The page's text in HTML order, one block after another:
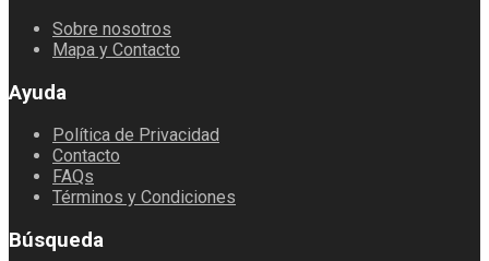
Sobre nosotros
Mapa y Contacto
Ayuda
Política de Privacidad
Contacto
FAQs
Términos y Condiciones
Búsqueda